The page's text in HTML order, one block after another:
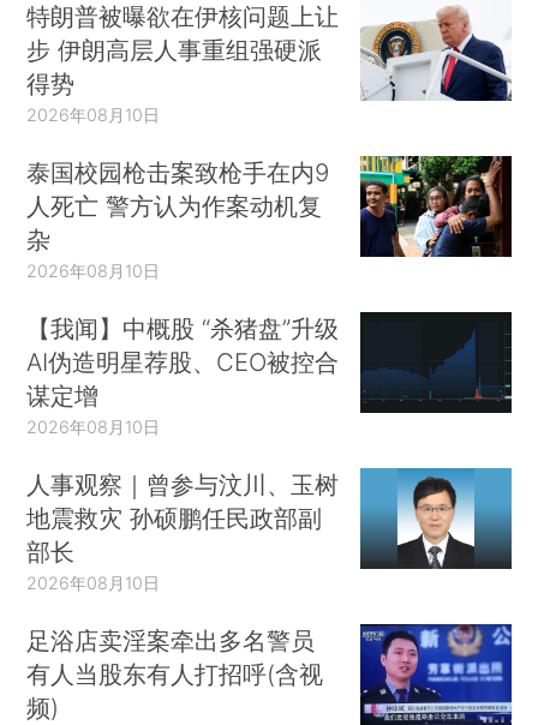
特朗普被曝欲在伊核问题上让
步 伊朗高层人事重组强硬派
得势
2026年08月10日
泰国校园枪击案致枪手在内9
人死亡 警方认为作案动机复
杂
2026年08月10日
【我闻】中概股 “杀猪盘”升级
AI伪造明星荐股、CEO被控合
谋定增
2026年08月10日
人事观察｜曾参与汶川、玉树
地震救灾 孙硕鹏任民政部副
部长
2026年08月10日
足浴店卖淫案牵出多名警员
有人当股东有人打招呼(含视
频)